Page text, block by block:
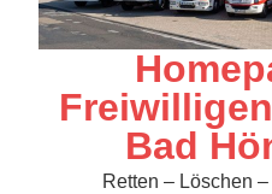
Bad
Retten – Löschen